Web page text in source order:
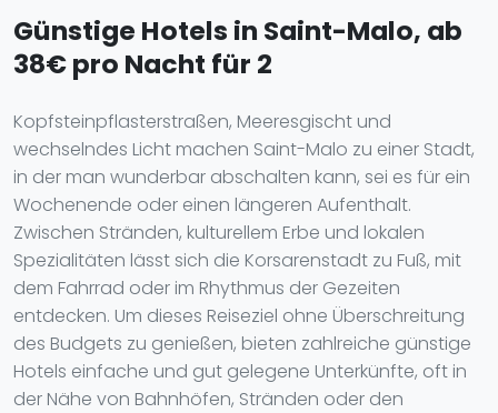
Günstige Hotels in Saint-Malo, ab
38€ pro Nacht für 2
Kopfsteinpflasterstraßen, Meeresgischt und
wechselndes Licht machen Saint-Malo zu einer Stadt,
in der man wunderbar abschalten kann, sei es für ein
Wochenende oder einen längeren Aufenthalt.
Zwischen Stränden, kulturellem Erbe und lokalen
Spezialitäten lässt sich die Korsarenstadt zu Fuß, mit
dem Fahrrad oder im Rhythmus der Gezeiten
entdecken. Um dieses Reiseziel ohne Überschreitung
des Budgets zu genießen, bieten zahlreiche günstige
Hotels einfache und gut gelegene Unterkünfte, oft in
der Nähe von Bahnhöfen, Stränden oder den